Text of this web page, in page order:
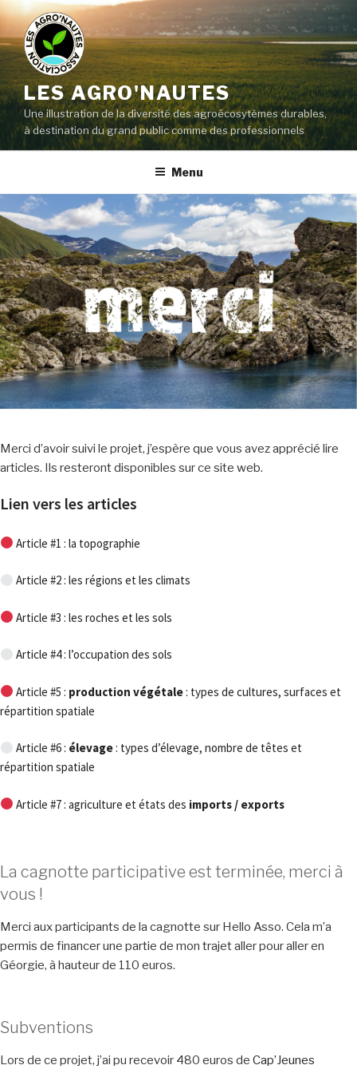
LES AGRO'NAUTES
Une illustration de la diversité des agroécosytèmes durables,
à destination du grand public comme des professionnels
Menu
Merci d’avoir suivi le projet, j’espère que vous avez apprécié lire
articles. Ils resteront disponibles sur ce site web.
Lien vers les articles
Article #1 : la topographie
Article #2 : les régions et les climats
Article #3 : les roches et les sols
Article #4 : l’occupation des sols
Article #5 : production végétale: types de cultures, surfaces et
répartition spatiale
Article #6 : élevage: types d’élevage, nombre de têtes et
répartition spatiale
Article #7 : agriculture et états des imports / exports
La cagnotte participative est terminée, merci à
vous !
Merci aux participants de la cagnotte sur Hello Asso. Cela m’a
permis de financer une partie de mon trajet aller pour aller en
Géorgie, à hauteur de 110 euros.
Subventions
Lors de ce projet, j’ai pu recevoir 480 euros de Cap’Jeunes